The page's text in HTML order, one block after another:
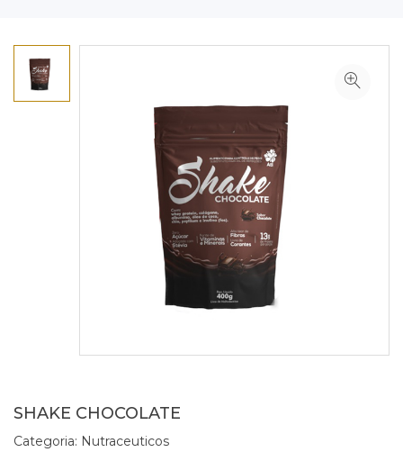
SHAKE CHOCOLATE
Categoria: Nutraceuticos